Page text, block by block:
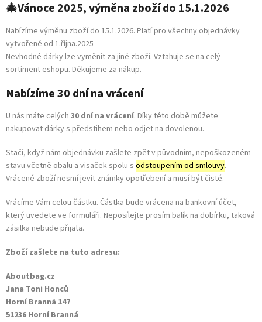
🎄Vánoce 2025, výměna zboží do 15.1.2026
Nabízíme výměnu zboží do 15.1.2026. Platí pro všechny objednávky
vytvořené od 1.října.2025
Nevhodné dárky lze vyměnit za jiné zboží. Vztahuje se na celý
sortiment eshopu. Děkujeme za nákup.
Nabízíme 30 dní na vrácení
U nás máte celých 30 dní na vrácení. Díky této době můžete
nakupovat dárky s předstihem nebo odjet na dovolenou.
Stačí, když nám objednávku zašlete zpětv původním, nepoškozeném
stavu včetně obalu a visaček spolu s odstoupením od smlouvy.
Vrácené zboží nesmí jevit známky opotřebení a musí být čisté.
Vrácíme Vám celou částku. Částka bude vrácena na bankovní účet,
který uvedete ve formuláři. Neposílejte prosím balík na dobírku, taková
zásilka nebude přijata.
Zboží zašlete na tuto adresu:
Aboutbag.cz
Jana Toni Honců
Horní Branná 147
51236 Horní Branná